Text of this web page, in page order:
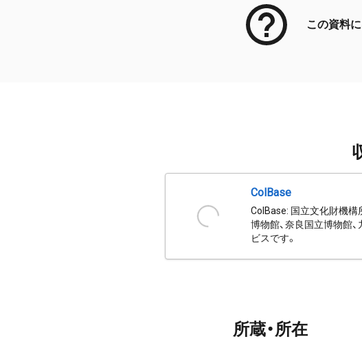
この資料
ColBase
ColBase: 国立文化財機構
博物館、奈良国立博物館
ビスです。
所蔵・所在